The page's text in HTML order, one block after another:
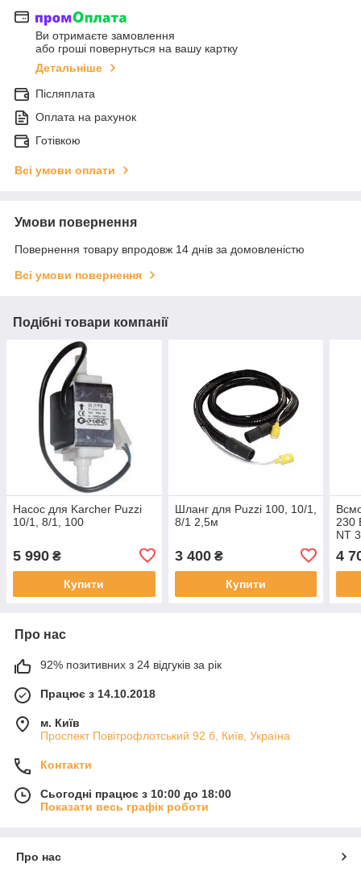
Ви отримаєте замовлення
або гроші повернуться на вашу картку
Детальніше
Післяплата
Оплата на рахунок
Готівкою
Всі умови оплати
Умови повернення
Повернення товару впродовж 14 днів за домовленістю
Всі умови повернення
Подібні товари компанії
Насос для Karcher Puzzi
10/1, 8/1, 100
5 990 ₴
Купити
Шланг для Puzzi 100, 10/1,
8/1 2,5м
3 400₴
Купити
230
NT
4
Про нас
92% позитивних з 24 відгуків за рік
Працює з 14.10.2018
м. Київ
Проспект Повітрофлотський 92 б, Київ, Україна
Контакти
Сьогодні працює з 10:00 до 18:00
Показати весь графік роботи
Про нас